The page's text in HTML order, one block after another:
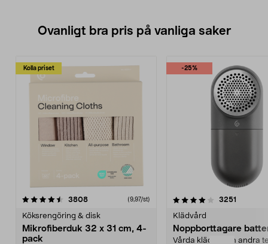
Ovanligt bra pris på vanliga saker
Kolla priset
3808recensioner (9,97/st)
Köksrengöring & disk
Mikrofiberduk 32 x 31 cm, 4-
pack
-25%
4.0av 5 stjärnor 3251
Klädvård
Noppborttagare
Vårda kläder och andra
4.5av 5 stjärnor